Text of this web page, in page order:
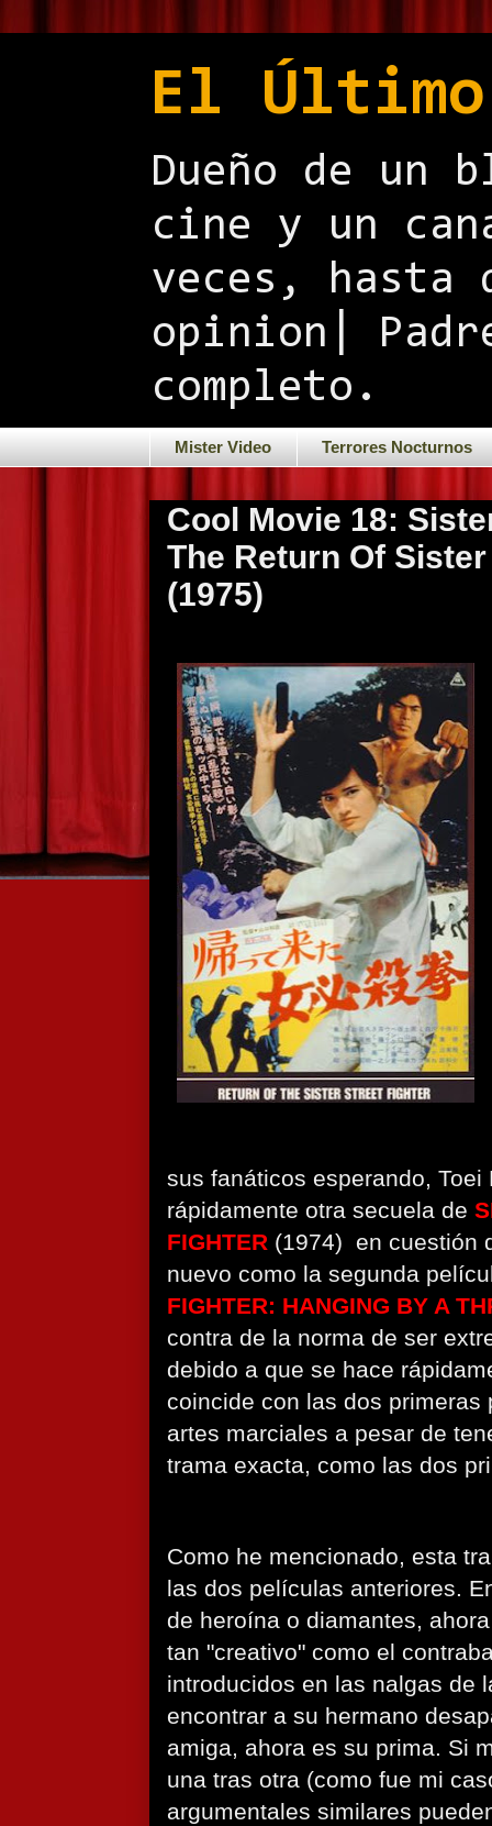
El
Dueño de un
cine y un
veces, hasta
opinion|
completo.
Mister Video Terrores Nocturnos
Cool Movie 18:
The Return Of
(1975)
sus fanáticos esperando, Toei
rápidamente otra secuela de
FIGHTER (1974) en cuestión
nuevo como la segunda
FIGHTER: HANGING BY A
contra de la norma de ser
debido a que se hace
coincide con las dos
artes marciales a pesar de
trama exacta, como las dos
Como he mencionado, esta
las dos películas anteriores.
de heroína o diamantes,
tan "creativo" como el
introducidos en las nalgas de
encontrar a su hermano
amiga, ahora es su prima. Si
una tras otra (como fue mi
argumentales similares